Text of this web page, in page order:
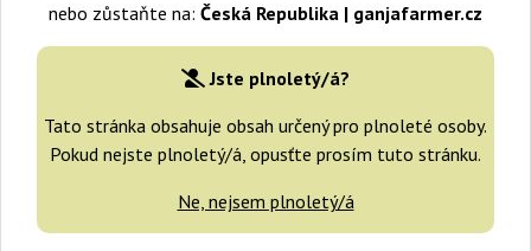
nebo zůstaňte na: Česká Republika | ganjafarmer.cz
Jste plnoletý/á?
Tato stránka obsahuje obsah určený pro plnoleté osoby.
Pokud nejste plnoletý/á, opusťte prosím tuto stránku.
Ne, nejsem plnoletý/á